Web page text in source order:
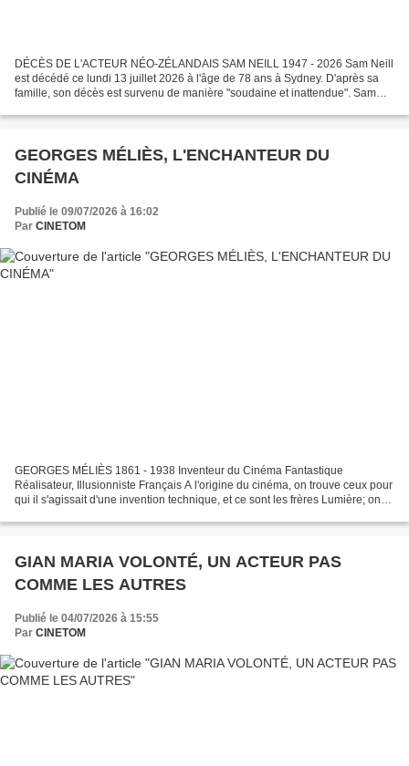
DÉCÈS DE L'ACTEUR NÉO-ZÉLANDAIS SAM NEILL 1947 - 2026 Sam Neill
est décédé ce lundi 13 juillet 2026 à l'âge de 78 ans à Sydney. D'après sa
famille, son décès est survenu de manière "soudaine et inattendue". Sam
GEORGES MÉLIÈS, L'ENCHANTEUR DU
CINÉMA
Publié le 09/07/2026 à 16:02
Par CINETOM
GEORGES MÉLIÈS 1861 - 1938 Inventeur du Cinéma Fantastique
Réalisateur, Illusionniste Français A l'origine du cinéma, on trouve ceux pour
qui il s'agissait d'une invention technique, et ce sont les frères Lumière; on
GIAN MARIA VOLONTÉ, UN ACTEUR PAS
COMME LES AUTRES
Publié le 04/07/2026 à 15:55
Par CINETOM